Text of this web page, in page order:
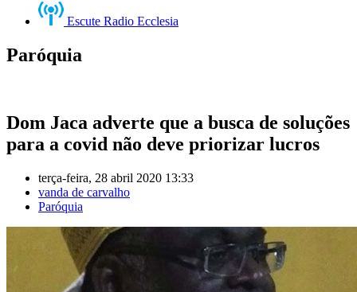
Escute Radio Ecclesia
Paróquia
Dom Jaca adverte que a busca de soluções
para a covid não deve priorizar lucros
terça-feira, 28 abril 2020 13:33
vanda de carvalho
Paróquia